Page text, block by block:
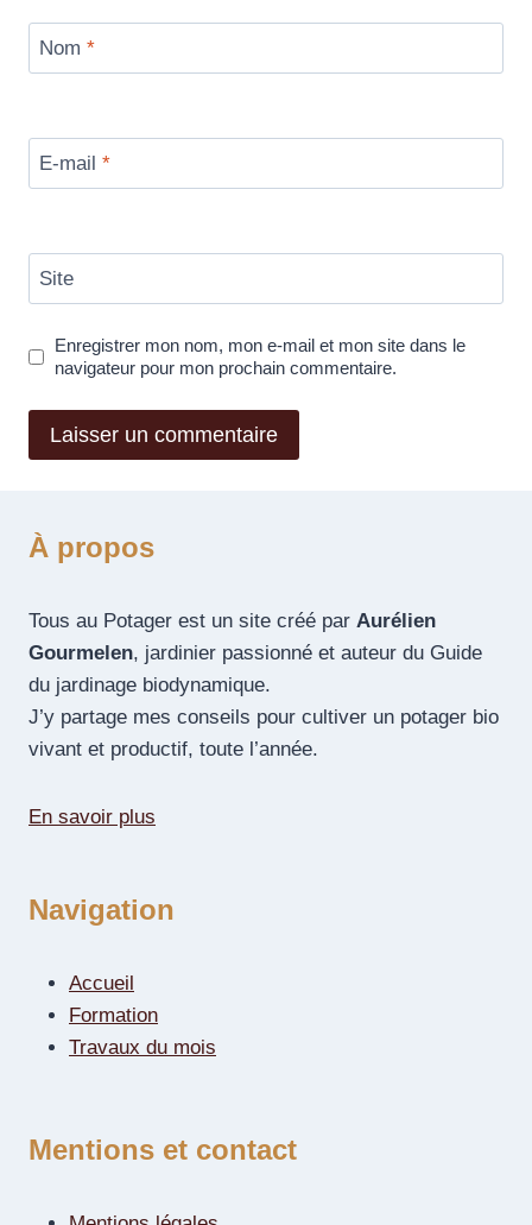
Nom *
E-mail *
Site
Enregistrer mon nom, mon e-mail et mon site dans le
navigateur pour mon prochain commentaire.
À propos
Tous au Potager est un site créé par Aurélien
Gourmelen, jardinier passionné et auteur du Guide
du jardinage biodynamique.
J’y partage mes conseils pour cultiver un potager bio
vivant et productif, toute l’année.
En savoir plus
Navigation
Accueil
Formation
Travaux du mois
Mentions et contact